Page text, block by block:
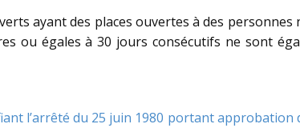
ayant des places ouvertes à des
ou égales à 30 jours consécutifs ne sont
l’arrêté du 25 juin 1980 portant